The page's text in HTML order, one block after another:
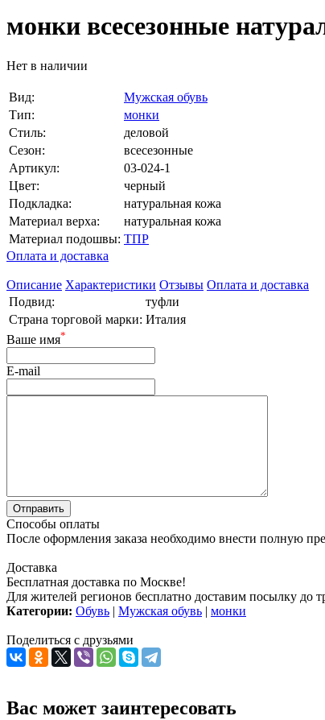
монки всесезонные
Нет в наличии
Вид:
Мужская обувь
Тип:
монки
Стиль:
деловой
Сезон:
всесезонные
Артикул:
03-024-1
Цвет:
черный
Подкладка:
натуральная кожа
Материал верха:
натуральная кожа
Материал подошвы: ТПР
Оплата и доставка
Описание Характеристики Отзывы Оплата и доставка
Подвид:
туфли
Страна торговой марки: Италия
Ваше имя*
E-mail
Способы оплаты
После оформления заказа необходимо внести полную
Доставка
Бесплатная доставка по Москве!
Для жителей регионов бесплатно доставим посылку до
Категории: Обувь | Мужская обувь | монки
Поделиться с друзьями
Вас может заинтересовать